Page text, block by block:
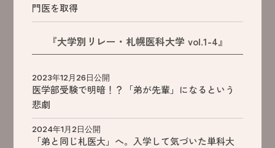
門医を取得
『大学別リレー・札幌医科大学 vol.1-4』
2023年12月26日公開
医学部受験で明暗！？「弟が先輩」になるという
悲劇
2024年1月2日公開
「弟と同じ札医大」へ。入学して気づいた単科大